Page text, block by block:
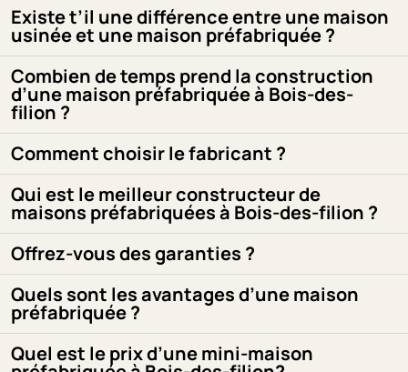
Existe t’il une différence entre une maison
usinée et une maison préfabriquée ?
Combien de temps prend la construction
d’une maison préfabriquée à Bois-des-
filion ?
Comment choisir le fabricant ?
Qui est le meilleur constructeur de
maisons préfabriquées à Bois-des-filion ?
Offrez-vous des garanties ?
Quels sont les avantages d’une maison
préfabriquée ?
Quel est le prix d’une mini-maison